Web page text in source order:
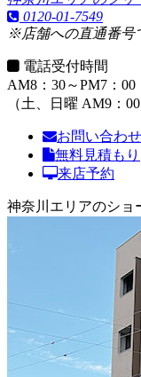
0120-01-7549
※店舗への直通番号
電話受付時間
AM8：30～PM7：00
（土、日曜 AM9：
お問い合わせ
無料見積もり
来店予約
神奈川エリアのショ